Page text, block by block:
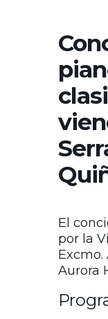
El
por la
Excmo.
Aurora